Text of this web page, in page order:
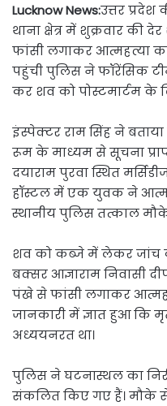
Lucknow News:उत्तर
थाना क्षेत्र में शुक्रवार की
फांसी लगाकर आत्महत्या
पहुंची पुलिस ने फॉरेंसिक
कर शव को पोस्टमार्टम के
इंस्पेक्टर राम सिंह ने
रूम के माध्यम से सूचना प्राप्त
दयाराम पुरवा स्थित
हॉस्टल में एक युवक ने
स्थानीय पुलिस तत्काल
शव को कब्जे में लेकर जांच
बक्सर आज्ञाराम निवासी
पंखे से फांसी लगाकर
जानकारी में ज्ञात हुआ कि
अध्ययनरत था।
पुलिस ने घटनास्थल का
संकलित किए गए हैं। मौके